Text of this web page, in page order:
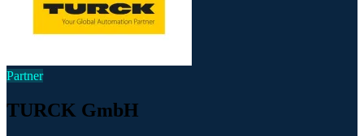
Partner
TURCK GmbH